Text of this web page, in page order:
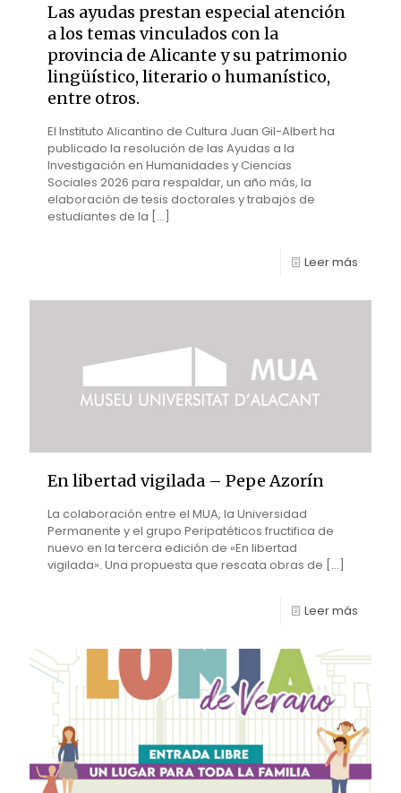
Las ayudas prestan especial atención
a los temas vinculados con la
provincia de Alicante y su patrimonio
lingüístico, literario o humanístico,
entre otros.
El Instituto Alicantino de Cultura Juan Gil-Albert ha
publicado la resolución de las Ayudas a la
Investigación en Humanidades y Ciencias
Sociales 2026 para respaldar, un año más, la
elaboración de tesis doctorales y trabajos de
estudiantes de la […]
Leer más
En libertad vigilada – Pepe Azorín
La colaboración entre el MUA, la Universidad
Permanente y el grupo Peripatéticos fructifica de
nuevo en la tercera edición de «En libertad
vigilada». Una propuesta que rescata obras de […]
Leer más